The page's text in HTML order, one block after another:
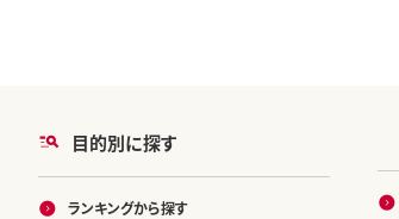
目的別に探す
ランキングから探す